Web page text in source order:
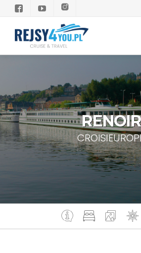
POLSKI PILOT
STATKI
KIERUNKI
GRUPY/INCENTIVE
Dlaczego Rejs?
Zanim popłyniesz
RENOIR